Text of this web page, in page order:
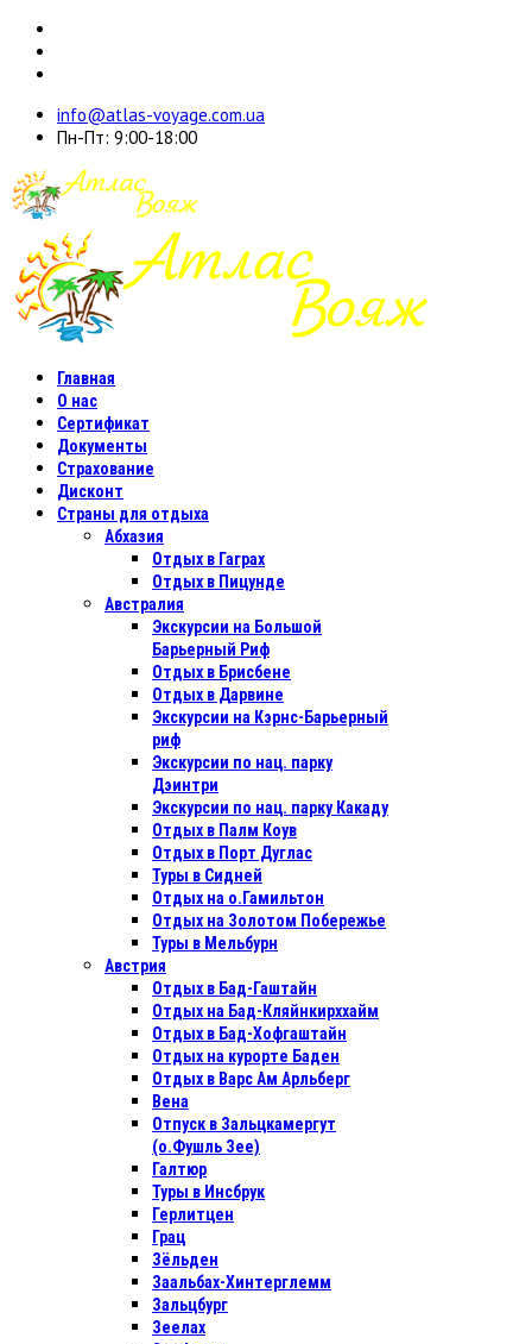
info@atlas-voyage.com.ua
Пн-Пт: 9:00-18:00
Главная
О нас
Сертификат
Документы
Страхование
Дисконт
Страны для отдыха
Абхазия
Отдых в Гаграх
Отдых в Пицунде
Австралия
Экскурсии на Большой
Барьерный Риф
Отдых в Бриcбене
Отдых в Дарвине
Экскурсии на Кэрнс-Барьерный
риф
Экскурсии по нац. парку
Дэинтри
Экскурсии по нац. парку Какаду
Отдых в Палм Коув
Отдых в Порт Дуглас
Туры в Сидней
Отдых на о.Гамильтон
Отдых на Золотом Побережье
Туры в Мельбурн
Австрия
Отдых в Бад-Гаштайн
Отдых на Бад-Кляйнкирххайм
Отдых в Бад-Хофгаштайн
Отдых на курорте Баден
Отдых в Варс Ам Арльберг
Вена
Отпуск в Зальцкамергут
(о.Фушль Зее)
Галтюр
Туры в Инсбрук
Герлитцен
Грац
Зёльден
Заальбах-Хинтерглемм
Зальцбург
Зеелах